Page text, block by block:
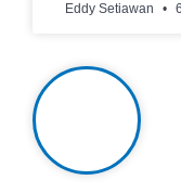
Eddy Setiawan